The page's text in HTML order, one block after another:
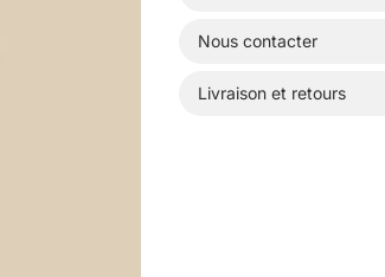
Nous contacter
Livraison et retours